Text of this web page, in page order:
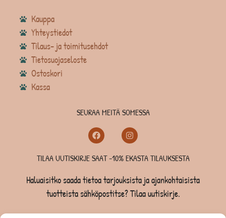
Kauppa
Yhteystiedot
Tilaus- ja toimitusehdot
Tietosuojaseloste
Ostoskori
Kassa
SEURAA MEITÄ SOMESSA
TILAA UUTISKIRJE SAAT -10% EKASTA TILAUKSESTA
Haluaisitko saada tietoa tarjouksista ja ajankohtaisista
tuotteista sähköpostitse? Tilaa uutiskirje.